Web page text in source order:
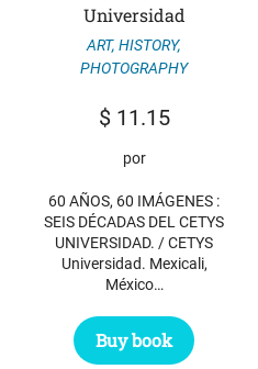
Universidad
ART, HISTORY,
PHOTOGRAPHY
$11.15
por
60 AÑOS, 60 IMÁGENES :
SEIS DÉCADAS DEL CETYS
UNIVERSIDAD. / CETYS
Universidad. Mexicali,
México…
Buy book